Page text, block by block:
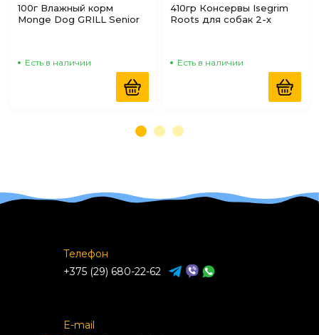
100г Влажный корм
Monge Dog GRILL Senior
Есть в наличии
410гр Консервы Isegrim
Roots для собак 2-х
Есть в наличии
Телефон
+375 (29) 680-22-62
E-mail